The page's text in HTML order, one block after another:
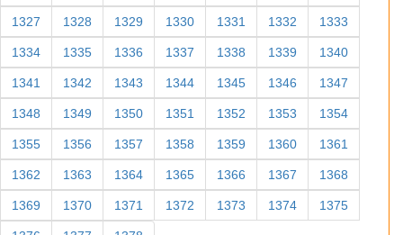
1327 1328 1329 1330 1331 1332 1333
1334 1335 1336 1337 1338 1339 1340
1341 1342 1343 1344 1345 1346 1347
1348 1349 1350 1351 1352 1353 1354
1355 1356 1357 1358 1359 1360 1361
1362 1363 1364 1365 1366 1367 1368
1369 1370 1371 1372 1373 1374 1375